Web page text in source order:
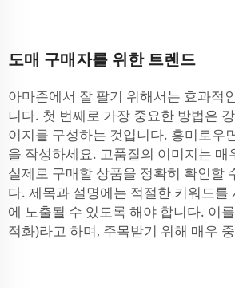
도매 구매자를 위한 트렌드
아마존에서 잘 팔기 위해서는 효과적
니다. 첫 번째로 가장 중요한 방법은
이지를 구성하는 것입니다. 흥미로우
을 작성하세요. 고품질의 이미지는 매
실제로 구매할 상품을 정확히 확인할
다. 제목과 설명에는 적절한 키워드를
에 노출될 수 있도록 해야 합니다. 이
적화)라고 하며, 주목받기 위해 매우